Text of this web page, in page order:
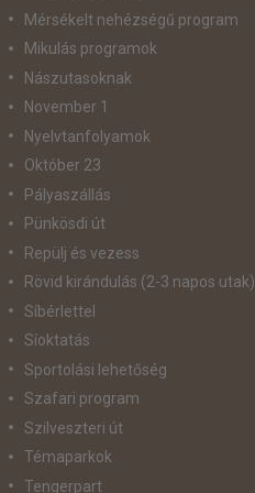
Mérsékelt nehézségű program
Mikulás programok
Nászutasoknak
November 1
Nyelvtanfolyamok
Október 23
Pályaszállás
Pünkösdi út
Repülj és vezess
Rövid kirándulás (2-3 napos utak)
Síbérlettel
Síoktatás
Sportolási lehetőség
Szafari program
Szilveszteri út
Témaparkok
Tengerpart